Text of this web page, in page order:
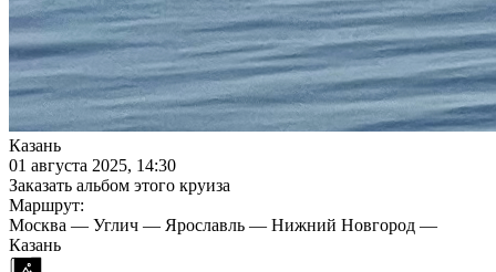
Казань
01 августа 2025, 14:30
Заказать альбом этого круиза
Маршрут:
Москва — Углич — Ярославль — Нижний Новгород —
Казань